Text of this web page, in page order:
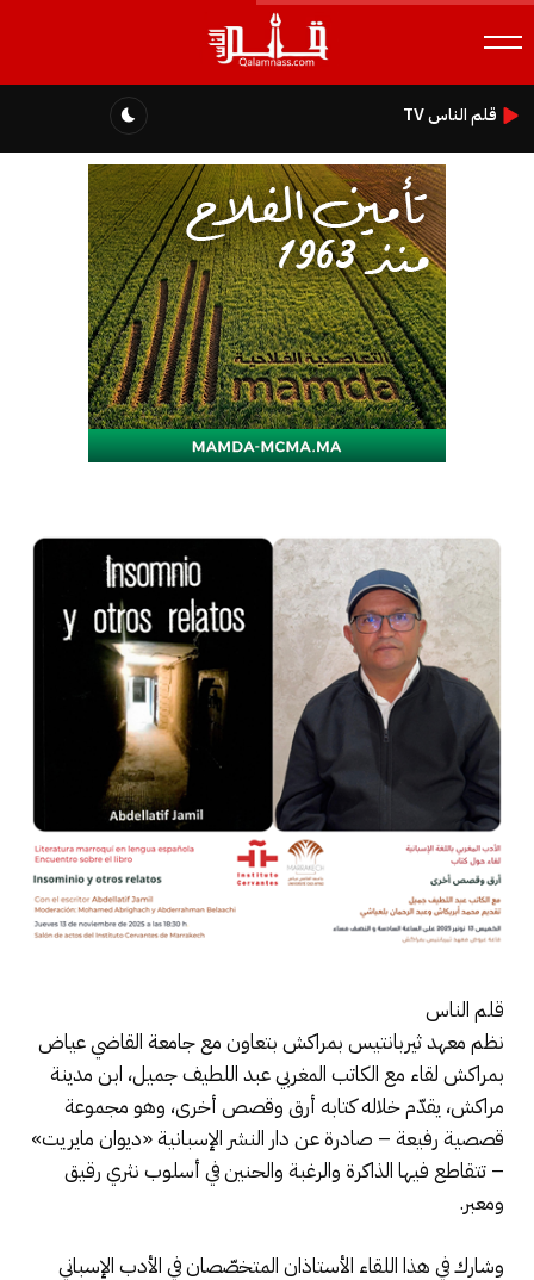
قلم الناس TV
قلم الناس
نظم معهد ثيربانتيس بمراكش بتعاون مع جامعة القاضي عياض
بمراكش لقاء مع الكاتب المغربي عبد اللطيف جميل، ابن مدينة
مراكش، يقدّم خلاله كتابه أرق وقصص أخرى، وهو مجموعة
قصصية رفيعة – صادرة عن دار النشر الإسبانية «ديوان مايريت»
– تتقاطع فيها الذاكرة والرغبة والحنين في أسلوب نثري رقيق
ومعبر.
وشارك في هذا اللقاء الأستاذان المتخصّصان في الأدب الإسباني